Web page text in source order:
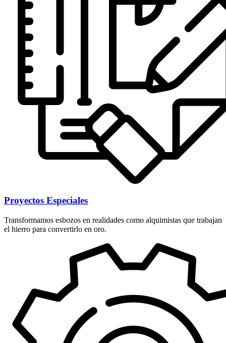
Proyectos Especiales
Transformamos esbozos en realidades como alquimistas que trabajan
el hierro para convertirlo en oro.